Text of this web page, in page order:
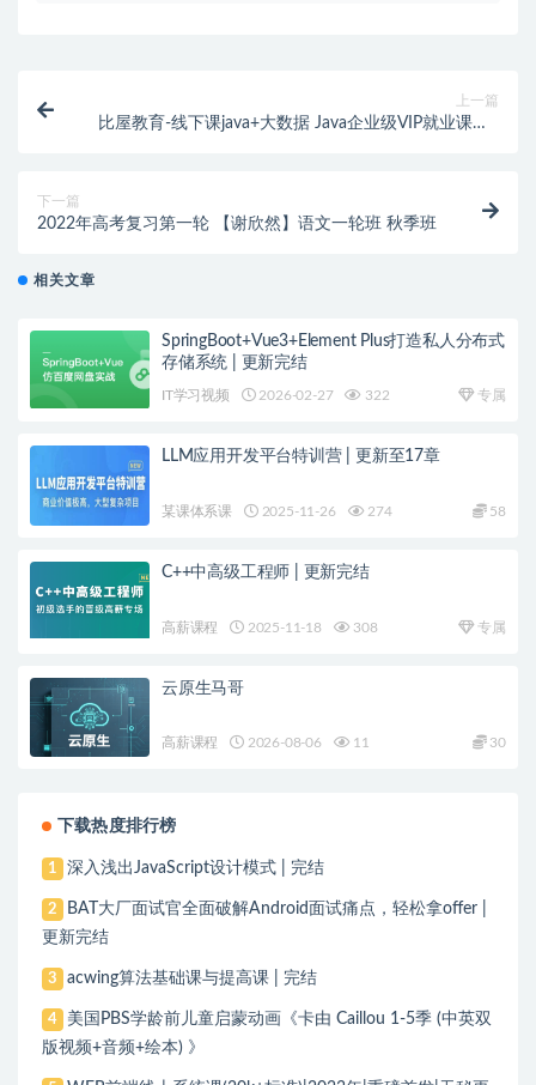
上一篇
比屋教育-线下课java+大数据 Java企业级VIP就业课程 |
下一篇
2022年高考复习第一轮 【谢欣然】语文一轮班 秋季班
相关文章
SpringBoot+Vue3+Element Plus打造私人分布式
存储系统 | 更新完结
IT学习视频 2026-02-27 322 专属
LLM应用开发平台特训营 | 更新至17章
某课体系课 2025-11-26 274 58
C++中高级工程师 | 更新完结
高薪课程 2025-11-18 308 专属
云原生马哥
高薪课程 2026-08-06 11 30
下载热度排行榜
1 深入浅出JavaScript设计模式 | 完结
2
BAT大厂面试官全面破解Android面试痛点，轻松拿offer |
更新完结
3 acwing算法基础课与提高课 | 完结
4
美国PBS学龄前儿童启蒙动画《卡由 Caillou 1-5季 (中英双
版视频+音频+绘本) 》